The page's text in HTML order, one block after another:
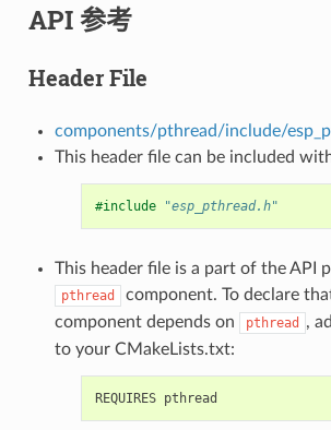
API 参考
Header File
components/pthread/include/
This header file can be included
#include "esp_pthread.h"
This header file is a part of the API
pthread
component. To declare
component depends on
pthread
,
to your CMakeLists.txt: